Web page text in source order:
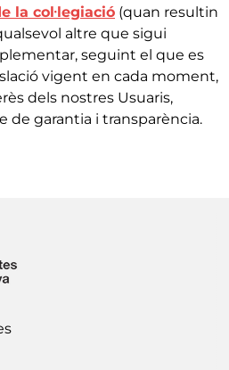
la col·legiació (quan resultin
altre que sigui
seguint el que es
vigent en cada moment,
dels nostres Usuaris,
de garantia i transparència.